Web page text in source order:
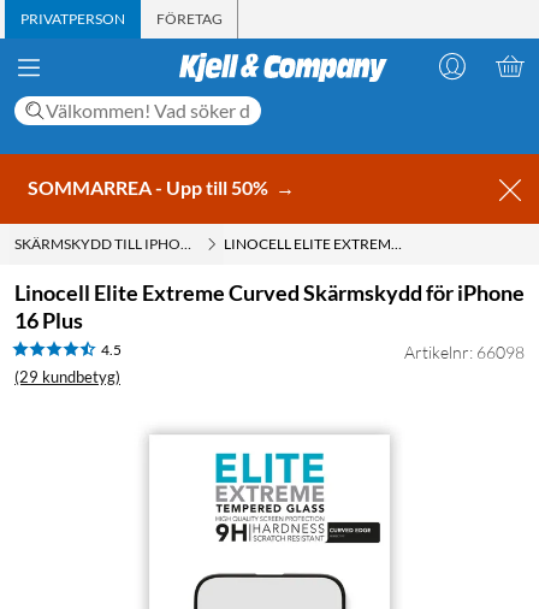
PRIVATPERSON FÖRETAG
SOMMARREA - Upp till 50% →
SKÄRMSKYDD TILL IPHONE 16 PLUS LINOCELL ELITE EXTREME CURVED SKÄRMSKYDD FÖR IPHONE 16 PLUS
Linocell Elite Extreme Curved Skärmskydd för iPhone
16 Plus
4.5
(29 kundbetyg)
Artikelnr: 66098